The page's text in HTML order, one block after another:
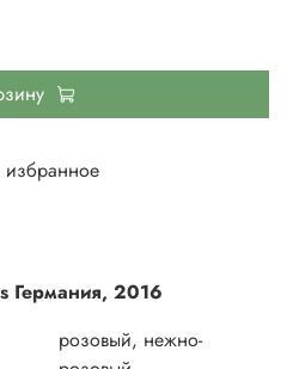
избранное
Германия, 2016
розовый, нежно-